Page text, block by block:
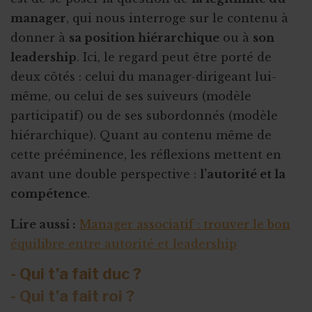
manager, qui nous interroge sur le contenu à
donner à sa position hiérarchique ou à son
leadership. Ici, le regard peut être porté de
deux côtés : celui du manager-dirigeant lui-
même, ou celui de ses suiveurs (modèle
participatif) ou de ses subordonnés (modèle
hiérarchique). Quant au contenu même de
cette prééminence, les réflexions mettent en
avant une double perspective : l’autorité et la
compétence.
Lire aussi : Manager associatif : trouver le bon
équilibre entre autorité et leadership
- Qui t’a fait duc ?
- Qui t’a fait roi ?